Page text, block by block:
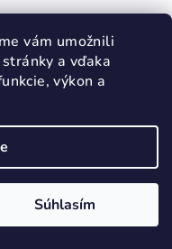
vám umožnili
a vďaka
výkon a
Súhlasím